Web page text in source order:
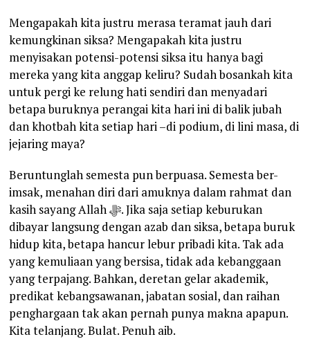
Mengapakah kita justru merasa teramat jauh dari
kemungkinan siksa? Mengapakah kita justru
menyisakan potensi-potensi siksa itu hanya bagi
mereka yang kita anggap keliru? Sudah bosankah kita
untuk pergi ke relung hati sendiri dan menyadari
betapa buruknya perangai kita hari ini di balik jubah
dan khotbah kita setiap hari –di podium, di lini masa, di
jejaring maya?
Beruntunglah semesta pun berpuasa. Semesta ber-
imsak, menahan diri dari amuknya dalam rahmat dan
kasih sayang Allah ﷻ. Jika saja setiap keburukan
dibayar langsung dengan azab dan siksa, betapa buruk
hidup kita, betapa hancur lebur pribadi kita. Tak ada
yang kemuliaan yang bersisa, tidak ada kebanggaan
yang terpajang. Bahkan, deretan gelar akademik,
predikat kebangsawanan, jabatan sosial, dan raihan
penghargaan tak akan pernah punya makna apapun.
Kita telanjang. Bulat. Penuh aib.